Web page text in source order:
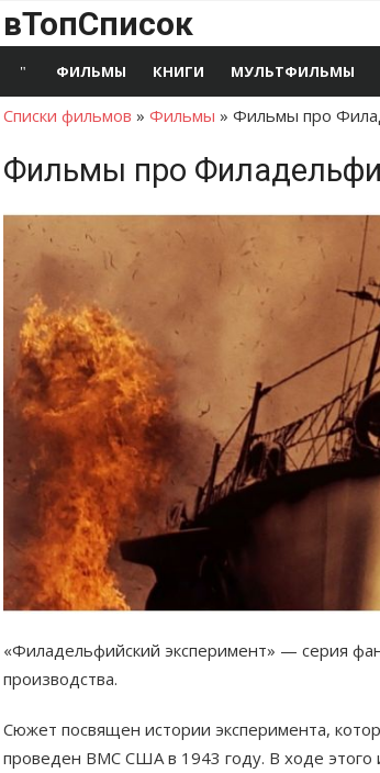
вТопСписок
ФИЛЬМЫ КНИГИ МУЛЬТФИЛЬМЫ
Списки фильмов » Фильмы » Фильмы про
Фильмы про
«Филадельфийский эксперимент» — серия
производства.
Сюжет посвящен истории эксперимента,
проведен ВМС США в 1943 году. В ходе этого